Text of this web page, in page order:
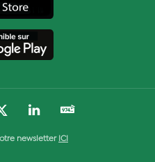
newsletter ICI